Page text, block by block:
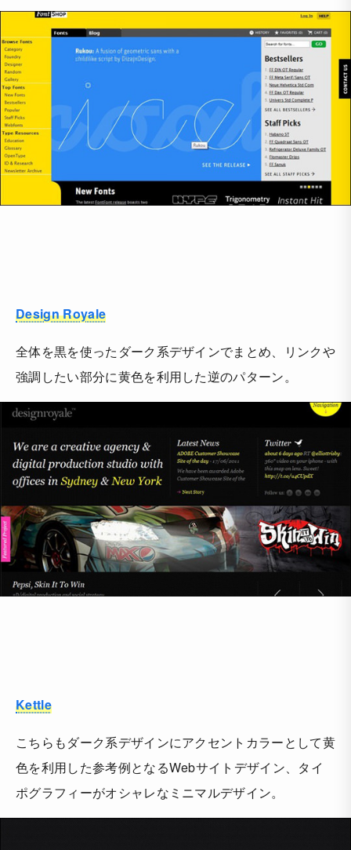
Design Royale
全体を黒を使ったダーク系デザインでまとめ、リンクや
強調したい部分に黄色を利用した逆のパターン。
Kettle
こちらもダーク系デザインにアクセントカラーとして黄
色を利用した参考例となるWebサイトデザイン、タイ
ポグラフィーがオシャレなミニマルデザイン。